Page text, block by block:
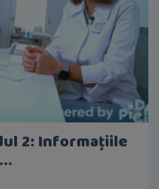
2: Informațiile